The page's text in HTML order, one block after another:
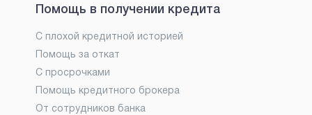
Помощь в получении кредита
С плохой кредитной историей
Помощь за откат
С просрочками
Помощь кредитного брокера
От сотрудников банка